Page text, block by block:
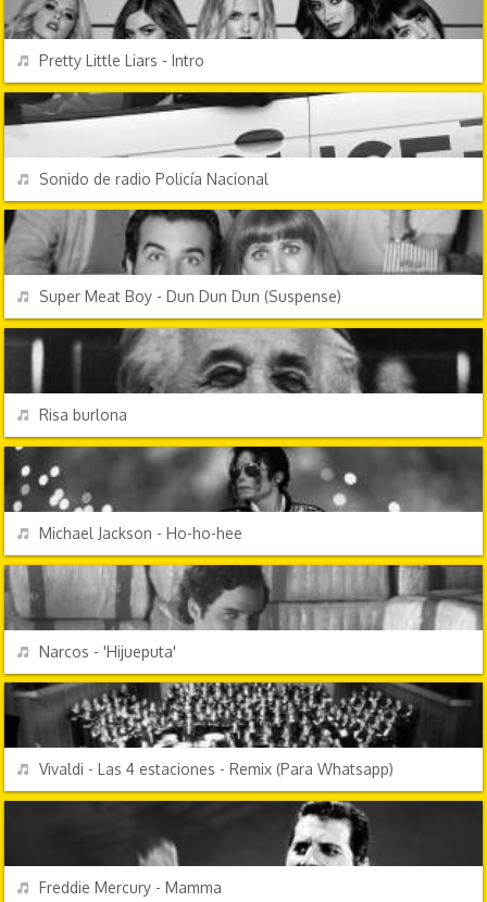
REPRODUCIR
Pretty Little Liars - Intro
REPRODUCIR
Sonido de radio Policía Nacional
REPRODUCIR
Super Meat Boy - Dun Dun Dun (Suspense)
REPRODUCIR
Risa burlona
REPRODUCIR
Michael Jackson - Ho-ho-hee
REPRODUCIR
Narcos - 'Hijueputa'
REPRODUCIR
Vivaldi - Las 4 estaciones - Remix (Para Whatsapp)
REPRODUCIR
Freddie Mercury - Mamma